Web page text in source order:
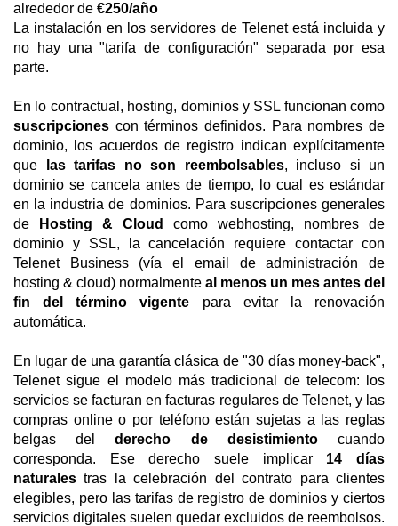
alrededor de €250/año
La instalación en los servidores de Telenet está incluida y
no hay una "tarifa de configuración" separada por esa
parte.
En lo contractual, hosting, dominios y SSL funcionan como
suscripciones con términos definidos. Para nombres de
dominio, los acuerdos de registro indican explícitamente
que
las tarifas no son reembolsables, incluso si un
dominio se cancela antes de tiempo, lo cual es estándar
en la industria de dominios. Para suscripciones generales
de
Hosting & Cloud
como webhosting, nombres de
dominio y SSL, la cancelación requiere contactar con
Telenet Business (vía el email de administración de
hosting & cloud) normalmente al menos un mes antes del
fin del término vigente para evitar la renovación
automática.
En lugar de una garantía clásica de "30 días money-back",
Telenet sigue el modelo más tradicional de telecom: los
servicios se facturan en facturas regulares de Telenet, y las
compras online o por teléfono están sujetas a las reglas
belgas delderecho de desistimientocuando
corresponda. Ese derecho suele implicar 14 días
naturales tras la celebración del contrato para clientes
elegibles, pero las tarifas de registro de dominios y ciertos
servicios digitales suelen quedar excluidos de reembolsos.